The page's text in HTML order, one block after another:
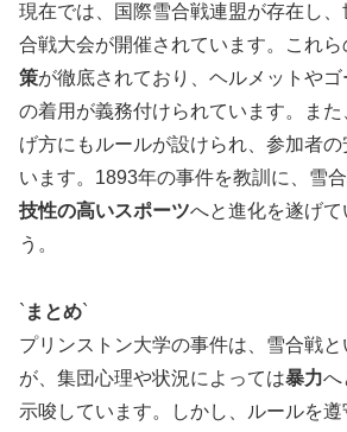
現在では、国際雪合戦連盟が存在し
合戦大会が開催されています。これら
策が徹底されており、ヘルメットや
の着用が義務付けられています。ま
げ方にもルールが設けられ、参加者
います。1893年の事件を教訓に、雪
技性の高いスポーツへと進化を遂げて
う。
` まとめ`
プリンストン大学の事件は、雪合戦
が、集団心理や状況によっては暴力へ
示唆しています。しかし、ルールを